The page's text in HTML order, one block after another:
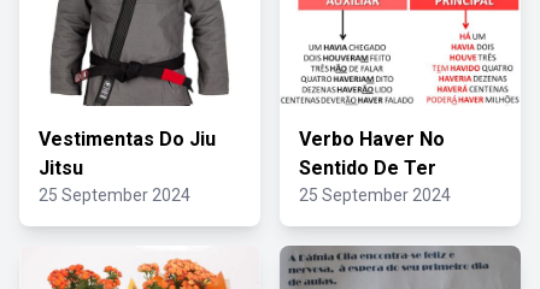
Vestimentas Do Jiu
Jitsu
25 September 2024
Verbo Haver No
Sentido De Ter
25 September 2024